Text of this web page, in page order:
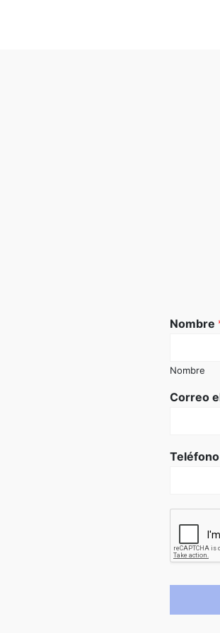
Nombre
Nombre
Correo
Teléfono